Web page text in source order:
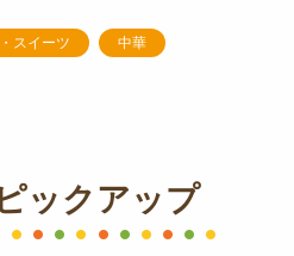
スイーツ
中華
ックアップ